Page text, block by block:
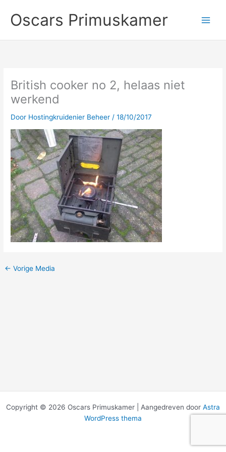
naar
inhoud
Oscars Primuskamer
British cooker no 2, helaas niet
werkend
Door Hostingkruidenier Beheer /18/10/2017
← Vorige Media
Copyright © 2026 Oscars Primuskamer | Aangedreven door Astra
WordPress thema